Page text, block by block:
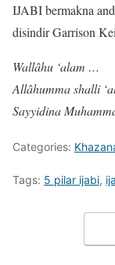
IJABI bermakna
disindir Garrison
Wallâhu ‘alam …
Allâhumma shalli
Sayyidina
Categories:
Tags: 5 pilar ijabi,